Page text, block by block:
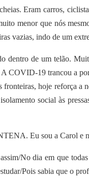
Eram carros,
menor que nós
vazias, indo de um
dentro de um telão.
COVID-19 trancou a
fronteiras, hoje reforça a
social às
Eu sou a Carol e
No dia em que
Pois sabia que o